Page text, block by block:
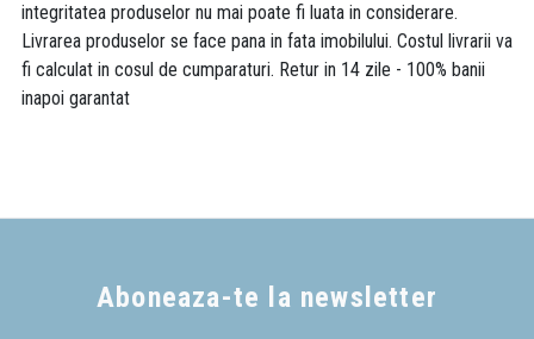
integritatea produselor nu mai poate fi luata in considerare.
Livrarea produselor se face pana in fata imobilului. Costul livrarii va
fi calculat in cosul de cumparaturi. Retur in 14 zile - 100% banii
inapoi garantat
Aboneaza-te la newsletter